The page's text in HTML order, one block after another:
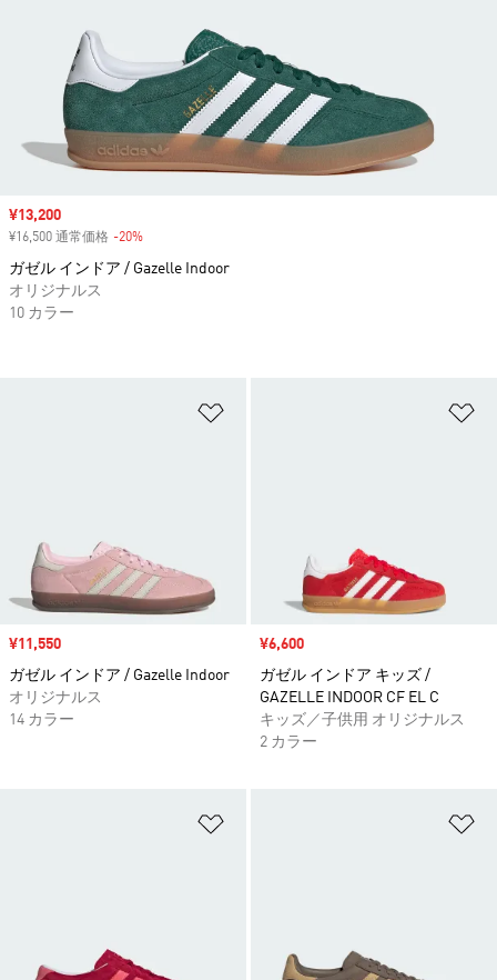
セール価格
¥11,550
ガゼル インドア / Gazelle Indoor
オリジナルス
14 カラー
セール価格
¥6,600
ガゼル インドア キッズ /
GAZELLE INDOOR CF EL C
キッズ／子供用 オリジナルス
2 カラー
セール価格
¥13,200
¥16,500 通常価格 -20%
ガゼル インドア / Gazelle Indoor
オリジナルス
10 カラー